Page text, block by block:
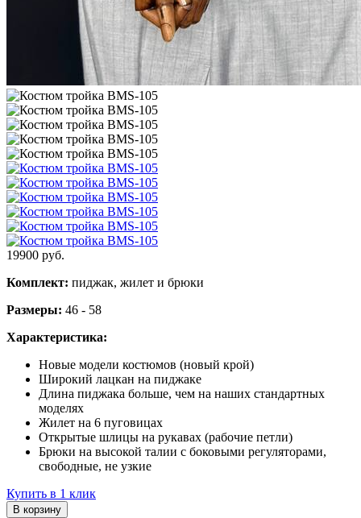
19900 руб.
Комплект: пиджак, жилет и брюки
Размеры: 46 - 58
Характеристика:
Новые модели костюмов (новый крой)
Широкий лацкан на пиджаке
Длина пиджака больше, чем на наших стандартных
моделях
Жилет на 6 пуговицах
Открытые шлицы на рукавах (рабочие петли)
Брюки на высокой талии с боковыми регуляторами,
свободные, не узкие
Купить в 1 клик
В корзину